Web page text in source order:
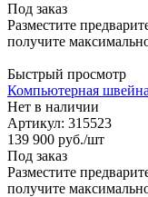
Под заказ
Разместите
получите
Быстрый просмотр
Компьютерная
Нет в наличии
Артикул: 315523
139 900 руб./шт
Под заказ
Разместите
получите